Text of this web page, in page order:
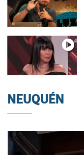
NEUQUÉN